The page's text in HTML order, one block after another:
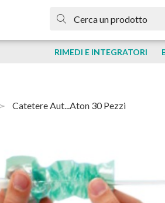
RIMEDI E INTEGRATORI
Catetere Aut...aton 30 Pezzi